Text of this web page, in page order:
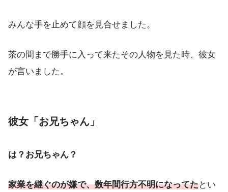
みんな手を止めて顔を見合せました。
茶の間まで勝手に入って来たその人物を見た時、彼女
が言いました。
彼女「お兄ちゃん」
は？お兄ちゃん？
家業を継ぐのが嫌で、数年間行方不明になってたとい